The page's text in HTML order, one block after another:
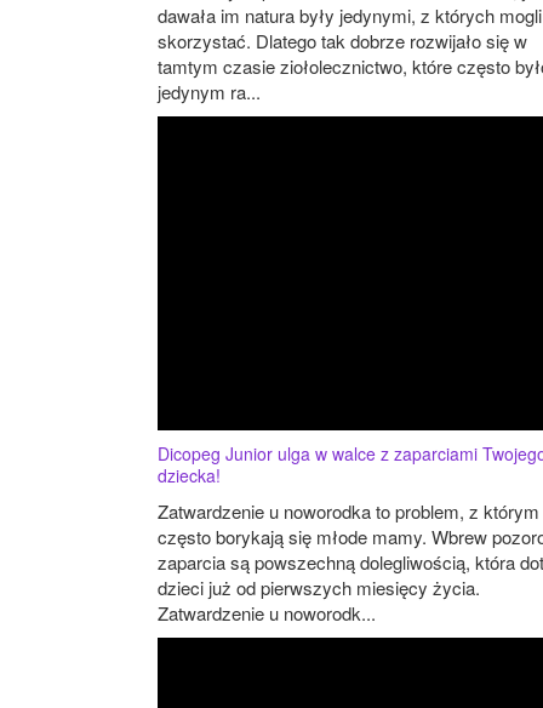
dawała im natura były jedynymi, z których
skorzystać. Dlatego tak dobrze rozwijało się w
tamtym czasie ziołolecznictwo, które często
jedynym ra...
Dicopeg Junior ulga w walce z zaparciami
dziecka!
Zatwardzenie u noworodka to problem, z którym
często borykają się młode mamy. Wbrew
zaparcia są powszechną dolegliwością, która
dzieci już od pierwszych miesięcy życia.
Zatwardzenie u noworodk...